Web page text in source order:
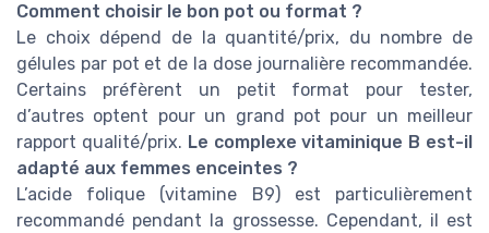
Comment choisir le bon pot ou format ?
Le choix dépend de la quantité/prix, du nombre de
gélules par pot et de la dose journalière recommandée.
Certains préfèrent un petit format pour tester,
d’autres optent pour un grand pot pour un meilleur
rapport qualité/prix. Le complexe vitaminique B est-il
adapté aux femmes enceintes ?
L’acide folique (vitamine B9) est particulièrement
recommandé pendant la grossesse. Cependant, il est